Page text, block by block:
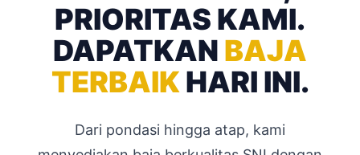
PRIORITAS KAMI.
DAPATKAN BAJA
TERBAIK HARI INI.
Dari pondasi hingga atap, kami